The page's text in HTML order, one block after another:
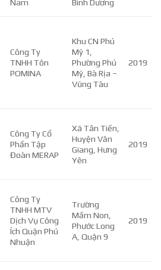
Nam Bình Dương
Công Ty
TNHH Tôn
POMINA
Khu CN Phú
Mỹ 1,
Phường Phú
Mỹ, Bà Rịa –
Vũng Tàu
2019
Công Ty Cổ
Phần Tập
Đoàn MERAP
Xã Tân Tiến,
Huyện Văn
Giang, Hưng
Yên
2019
Công Ty
TNHH MTV
Dịch Vụ Công
Ích Quận Phú
Nhuận
Trường
Mầm Non,
Phước Long
A, Quận 9
2019